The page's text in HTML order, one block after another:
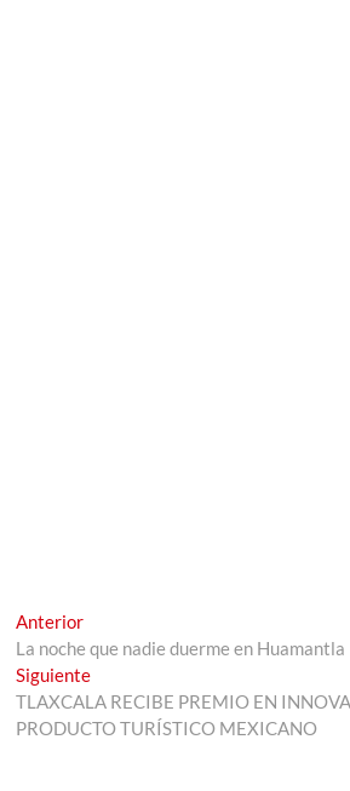
Navegación
de
entradas
AnteriorEntrada
anterior:
La noche que nadie duerme en Huamantla
SiguienteEntrada
siguiente:
TLAXCALA RECIBE PREMIO EN
PRODUCTO TURÍSTICO MEXICANO